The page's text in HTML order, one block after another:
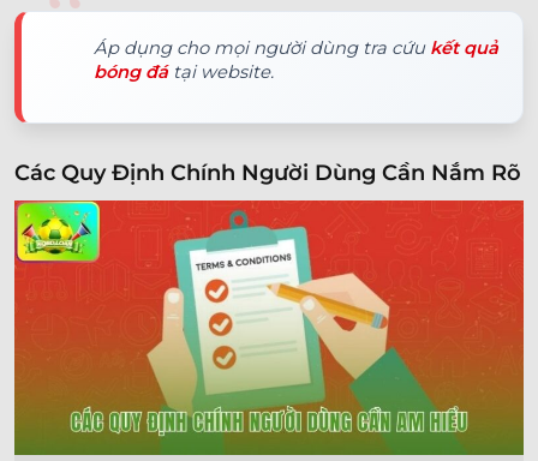
Áp dụng cho mọi người dùng tra cứu kết quả
bóng đátại website.
Các Quy Định Chính Người Dùng Cần Nắm Rõ